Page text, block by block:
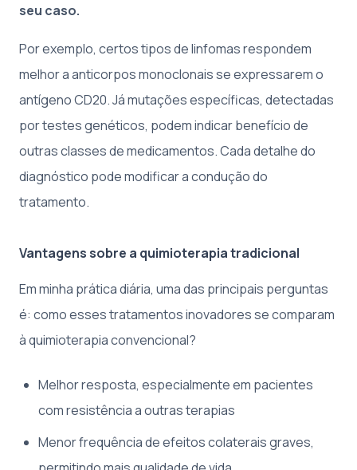
seu caso.
Por exemplo, certos tipos de linfomas respondem
melhor a anticorpos monoclonais se expressarem o
antígeno CD20. Já mutações específicas, detectadas
por testes genéticos, podem indicar benefício de
outras classes de medicamentos. Cada detalhe do
diagnóstico pode modificar a condução do
tratamento.
Vantagens sobre a quimioterapia tradicional
Em minha prática diária, uma das principais perguntas
é: como esses tratamentos inovadores se comparam
à quimioterapia convencional?
Melhor resposta, especialmente em pacientes
com resistência a outras terapias
Menor frequência de efeitos colaterais graves,